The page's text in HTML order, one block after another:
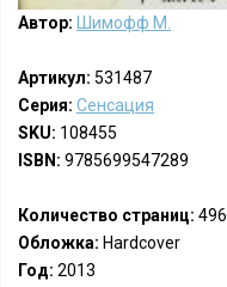
Автор: Шимофф М.
Артикул: 531487
Серия: Сенсация
SKU: 108455
ISBN: 9785699547289
Количество страниц: 496
Обложка: Hardcover
Год: 2013